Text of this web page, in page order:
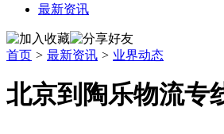
最新资讯
首页 > 最新资讯 > 业界动态
北京到陶乐物流专